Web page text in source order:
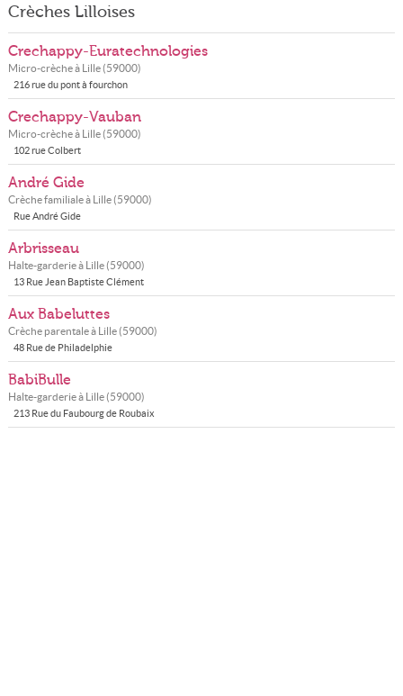
Crèches Lilloises
Crechappy-Euratechnologies
Micro-crèche à Lille(59000)
216 rue du pont à fourchon
Crechappy-Vauban
Micro-crèche à Lille(59000)
102 rue Colbert
André Gide
Crèche familiale à Lille(59000)
Rue André Gide
Arbrisseau
Halte-garderie à Lille(59000)
13 Rue Jean Baptiste Clément
Aux Babeluttes
Crèche parentale à Lille(59000)
48 Rue de Philadelphie
BabiBulle
Halte-garderie à Lille(59000)
213 Rue du Faubourg de Roubaix